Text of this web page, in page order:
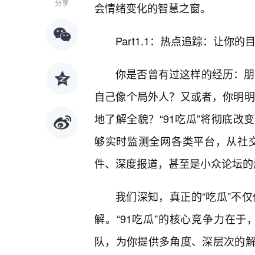
分享
会情绪变化的智慧之窗。
Part1.1：热点追踪：让你的
你是否曾有过这样的经历：
自己像个局外人？又或者，你明
地了解全貌？“91吃瓜”将彻底改
够实时监测全网各类平台，从社
件、深度报道，甚至是小众论坛
我们深知，真正的“吃瓜”不
解。“91吃瓜”的核心竞争力在
队，为你提供多角度、深层次的